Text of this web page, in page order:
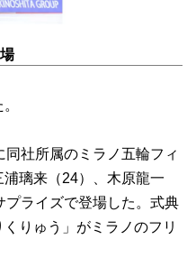
社所属のミラノ五輪フィ
璃来（24）、木原龍一
プライズで登場した。式典
りゅう」がミラノのフリ